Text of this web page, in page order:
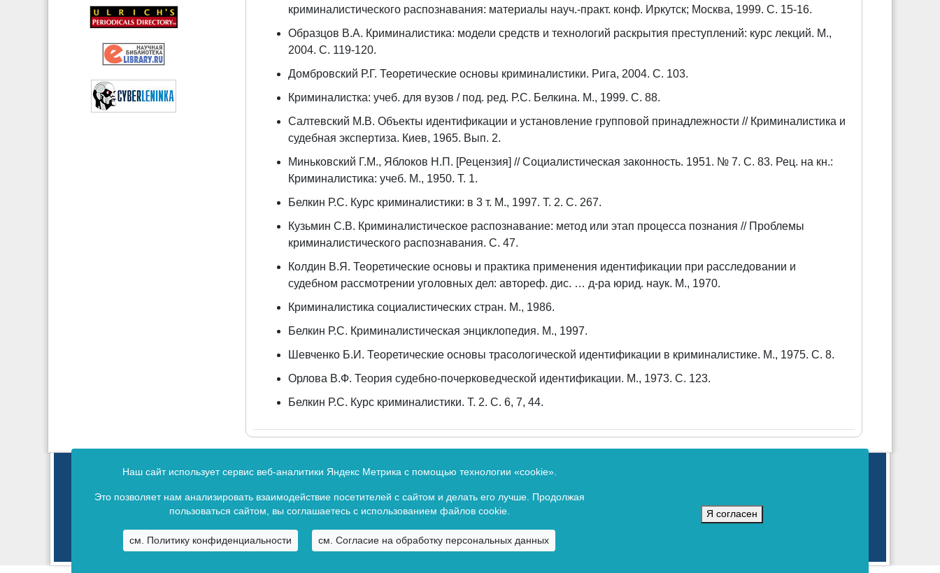
криминалистического распознавания: материалы науч.-практ. конф. Иркутск; Москва, 1999. С. 15-16.
Образцов В.А. Криминалистика: модели средств и технологий раскрытия преступлений: курс лекций. М.,
2004. С. 119-120.
Домбровский Р.Г. Теоретические основы криминалистики. Рига, 2004. С. 103.
Криминалистка: учеб. для вузов / под. ред. Р.С. Белкина. М., 1999. С. 88.
Салтевский М.В. Объекты идентификации и установление групповой принадлежности // Криминалистика и
судебная экспертиза. Киев, 1965. Вып. 2.
Миньковский Г.М., Яблоков Н.П. [Рецензия] // Социалистическая законность. 1951. № 7. С. 83. Рец. на кн.:
Криминалистика: учеб. М., 1950. Т. 1.
Белкин Р.С. Курс криминалистики: в 3 т. М., 1997. Т. 2. С. 267.
Кузьмин С.В. Криминалистическое распознавание: метод или этап процесса познания // Проблемы
криминалистического распознавания. С. 47.
Колдин В.Я. Теоретические основы и практика применения идентификации при расследовании и
судебном рассмотрении уголовных дел: автореф. дис. … д-ра юрид. наук. М., 1970.
Криминалистика социалистических стран. М., 1986.
Белкин Р.С. Криминалистическая энциклопедия. М., 1997.
Шевченко Б.И. Теоретические основы трасологической идентификации в криминалистике. М., 1975. С. 8.
Орлова В.Ф. Теория судебно-почерковедческой идентификации. М., 1973. С. 123.
Белкин Р.С. Курс криминалистики. Т. 2. С. 6, 7, 44.
Наш сайт использует сервис веб-аналитики Яндекс Метрика с помощью технологии «cookie».
Это позволяет нам анализировать взаимодействие посетителей с сайтом и делать его лучше. Продолжая
пользоваться сайтом, вы соглашаетесь с использованием файлов cookie.
см. Политику конфиденциальности см. Согласие на обработку персональных данных
Я согласен
Зарегистрирован Федеральной службой по надзору в сфере связи, информационных технологий и массовых коммуникаций (Ромкомнадзор).
Байкальский государственный университет